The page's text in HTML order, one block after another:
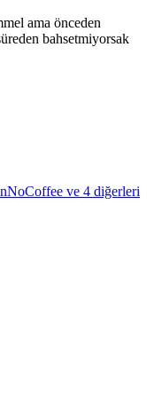
ama önceden
bahsetmiyorsak
ve 4 diğerleri